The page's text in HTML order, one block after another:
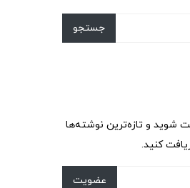
جستجو
شوید و تازه‌ترین نوشته‌ها
کنید.
عضویت